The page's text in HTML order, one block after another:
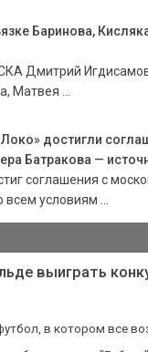
Баринова,
Дмитрий
Матвея ...
достигли
Батракова —
соглашения с
условиям ...
выиграть
в котором все